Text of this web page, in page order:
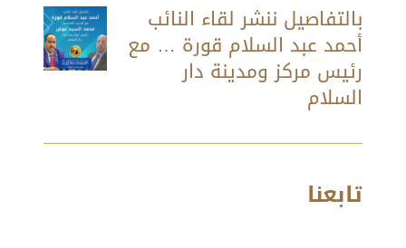
بالتفاصيل ننشر لقاء النائب
أحمد عبد السلام قورة … مع
رئيس مركز ومدينة دار
السلام
تابعنا